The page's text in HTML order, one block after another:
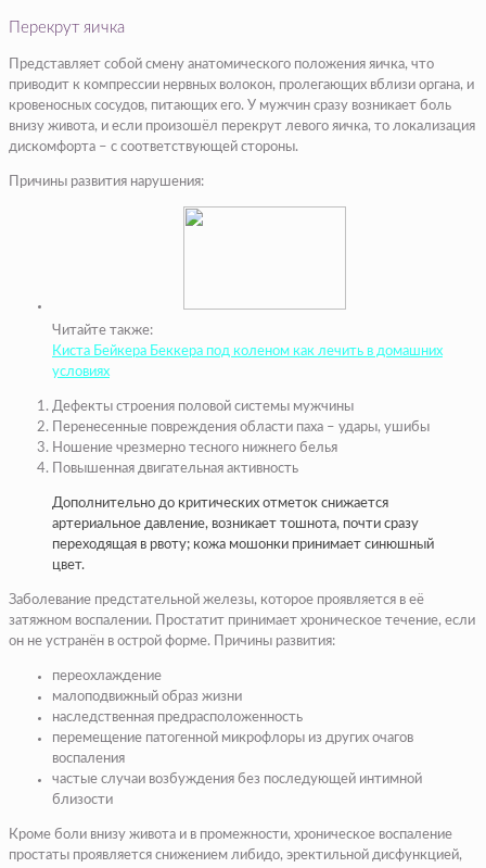
Перекрут яичка
Представляет собой смену анатомического положения яичка, что
приводит к компрессии нервных волокон, пролегающих вблизи органа, и
кровеносных сосудов, питающих его. У мужчин сразу возникает боль
внизу живота, и если произошёл перекрут левого яичка, то локализация
дискомфорта – с соответствующей стороны.
Причины развития нарушения:
Читайте также:
Киста Бейкера Беккера под коленом как лечить в домашних
условиях
Дефекты строения половой системы мужчины
Перенесенные повреждения области паха – удары, ушибы
Ношение чрезмерно тесного нижнего белья
Повышенная двигательная активность
Дополнительно до критических отметок снижается
артериальное давление, возникает тошнота, почти сразу
переходящая в рвоту; кожа мошонки принимает синюшный
цвет.
Заболевание предстательной железы, которое проявляется в её
затяжном воспалении. Простатит принимает хроническое течение, если
он не устранён в острой форме. Причины развития:
переохлаждение
малоподвижный образ жизни
наследственная предрасположенность
перемещение патогенной микрофлоры из других очагов
воспаления
частые случаи возбуждения без последующей интимной
близости
Кроме боли внизу живота и в промежности, хроническое воспаление
простаты проявляется снижением либидо, эректильной дисфункцией,